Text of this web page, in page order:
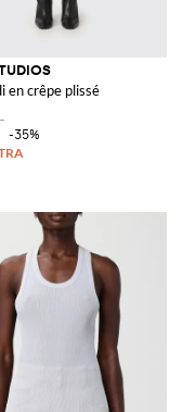
en crêpe plissé
-35%